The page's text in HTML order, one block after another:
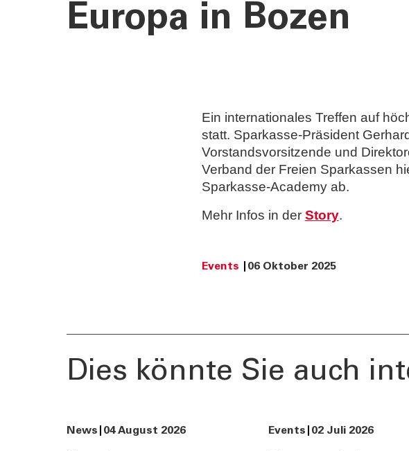
Europa in Bozen
Ein internationales Treffen auf
statt. Sparkasse-Präsident
Vorstandsvorsitzende und
Verband der Freien Sparkassen
Sparkasse-Academy ab.
Mehr Infos in der Story.
Events 06 Oktober 2025
Dies könnte Sie auch
News 04 August 2026 Events 02 Juli 2026